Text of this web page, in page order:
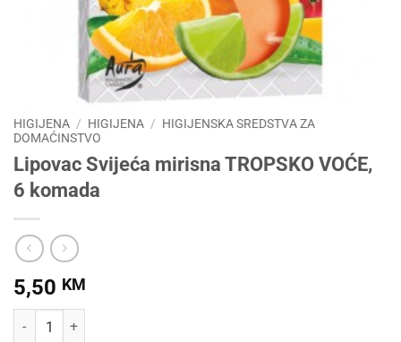
HIGIJENA / HIGIJENA / HIGIJENSKA SREDSTVA ZA
DOMAĆINSTVO
Lipovac Svijeća mirisna TROPSKO VOĆE,
6 komada
5,50 KM
Lipovac Svijeća mirisna TROPSKO VOĆE, 6 komada količina